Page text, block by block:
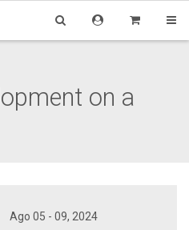
on a
Ago 05 - 09, 2024